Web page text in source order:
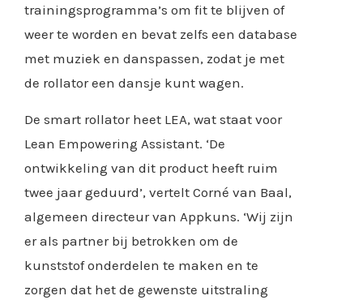
trainingsprogramma’s om fit te blijven of
weer te worden en bevat zelfs een database
met muziek en danspassen, zodat je met
de rollator een dansje kunt wagen.
De smart rollator heet LEA, wat staat voor
Lean Empowering Assistant. ‘De
ontwikkeling van dit product heeft ruim
twee jaar geduurd’, vertelt Corné van Baal,
algemeen directeur van Appkuns. ‘Wij zijn
er als partner bij betrokken om de
kunststof onderdelen te maken en te
zorgen dat het de gewenste uitstraling